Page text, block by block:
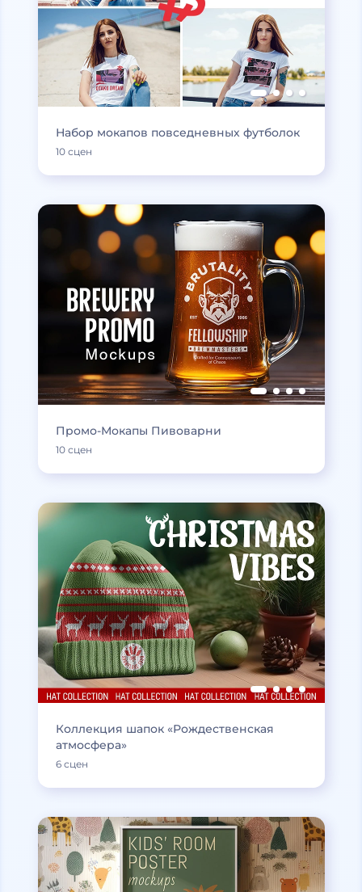
Набор мокапов повседневных футболок
10 сцен
Промо-Мокапы Пивоварни
10 сцен
Коллекция шапок «Рождественская
атмосфера»
6 сцен